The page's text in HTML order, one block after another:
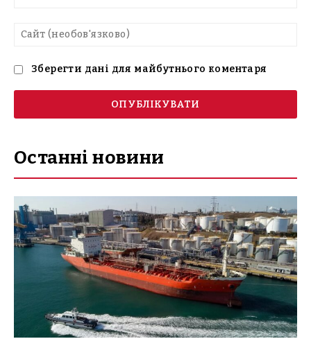
Зберегти дані для майбутнього коментаря
Останні новини